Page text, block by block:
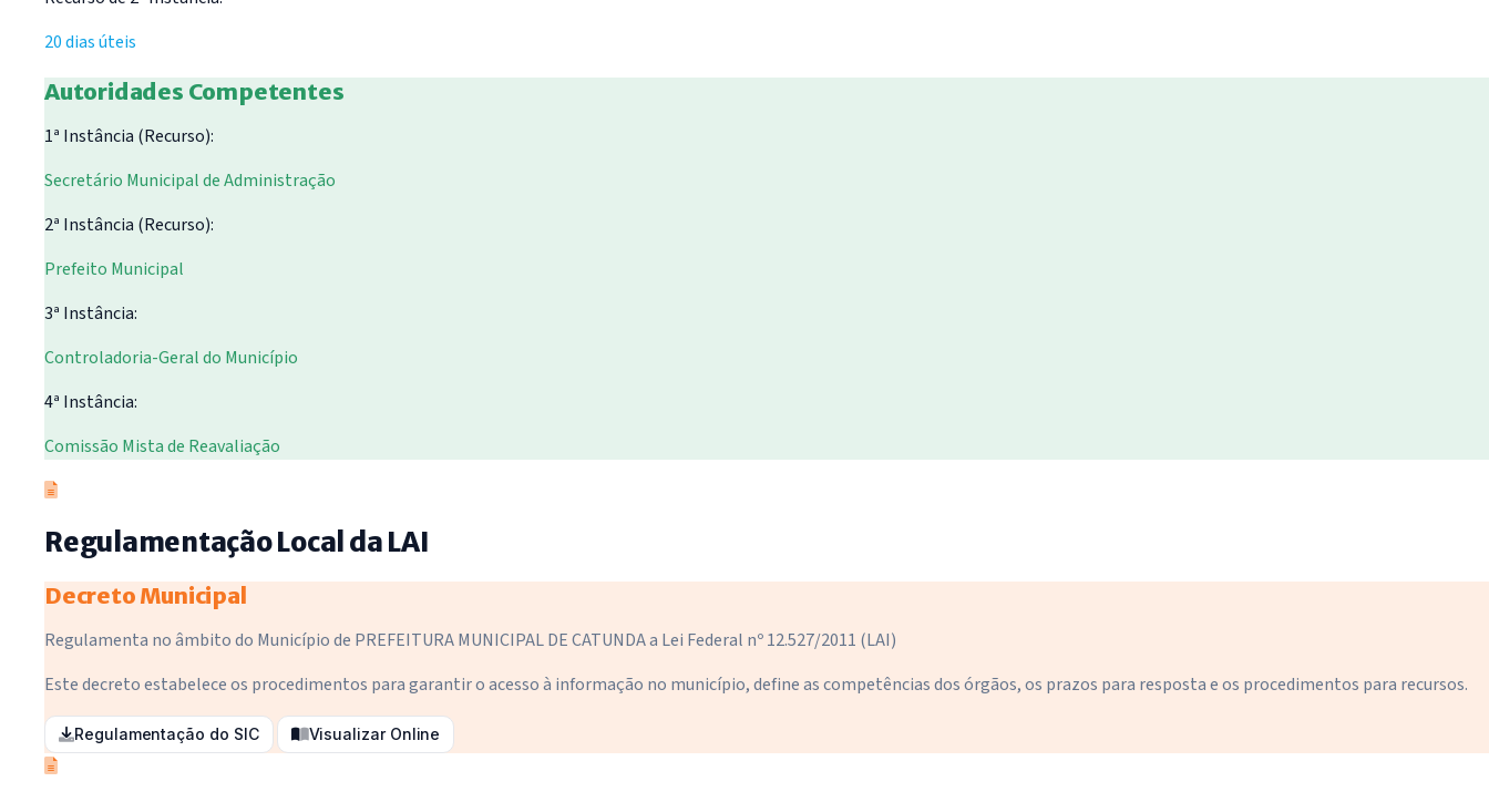
20 dias úteis
Autoridades Competentes
1ª Instância (Recurso):
Secretário Municipal de Administração
2ª Instância (Recurso):
Prefeito Municipal
3ª Instância:
Controladoria-Geral do Município
4ª Instância:
Comissão Mista de Reavaliação
Regulamentação Local da LAI
Decreto Municipal
Regulamenta no âmbito do Município de PREFEITURA MUNICIPAL DE CATUNDA a Lei Federal nº 12.527/2011 (LAI)
Este decreto estabelece os procedimentos para garantir o acesso à informação no município, define as competências dos órgãos, os prazos para resposta e os procedimentos para recursos.
Regulamentação do SIC Visualizar Online